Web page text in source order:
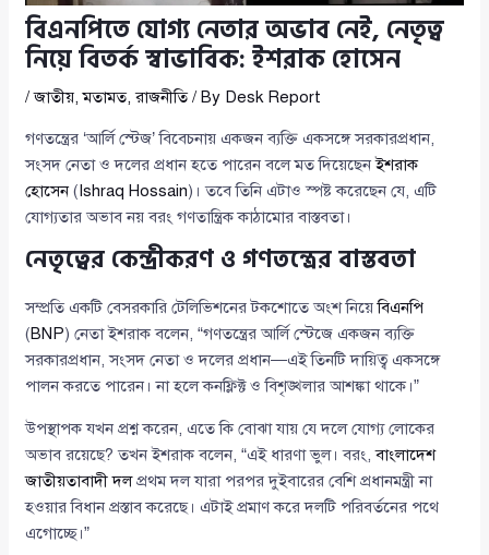
বিএনপিতে যোগ্য নেতার অভাব নেই, নেতৃত্ব
নিয়ে বিতর্ক স্বাভাবিক: ইশরাক হোসেন
/জাতীয়,মতামত,রাজনীতি/ By Desk Report
গণতন্ত্রের ‘আর্লি স্টেজ’ বিবেচনায় একজন ব্যক্তি একসঙ্গে সরকারপ্রধান,
সংসদ নেতা ও দলের প্রধান হতে পারেন বলে মত দিয়েছেনইশরাক
হোসেন( Ishraq Hossain)। তবে তিনি এটাও স্পষ্ট করেছেন যে, এটি
যোগ্যতার অভাব নয় বরং গণতান্ত্রিক কাঠামোর বাস্তবতা।
নেতৃত্বের কেন্দ্রীকরণ ও গণতন্ত্রের বাস্তবতা
সম্প্রতি একটি বেসরকারি টেলিভিশনের টকশোতে অংশ নিয়েবিএনপি
(BNP) নেতা ইশরাক বলেন, “গণতন্ত্রের আর্লি স্টেজে একজন ব্যক্তি
সরকারপ্রধান, সংসদ নেতা ও দলের প্রধান—এই তিনটি দায়িত্ব একসঙ্গে
পালন করতে পারেন। না হলে কনফ্লিক্ট ও বিশৃঙ্খলার আশঙ্কা থাকে।”
উপস্থাপক যখন প্রশ্ন করেন, এতে কি বোঝা যায় যে দলে যোগ্য লোকের
অভাব রয়েছে? তখন ইশরাক বলেন, “এই ধারণা ভুল। বরং,বাংলাদেশ
জাতীয়তাবাদী দলপ্রথম দল যারা পরপর দুইবারের বেশি প্রধানমন্ত্রী না
হওয়ার বিধান প্রস্তাব করেছে। এটাই প্রমাণ করে দলটি পরিবর্তনের পথে
এগোচ্ছে।”